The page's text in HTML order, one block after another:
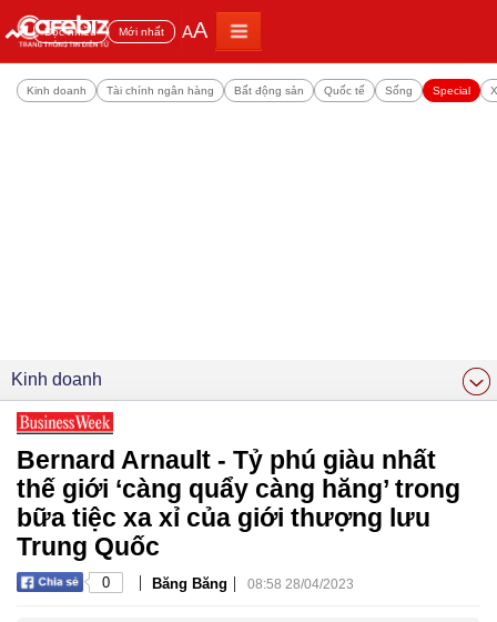
Đọc nhiều Mới nhất AA
Kinh doanh Tài chính ngân hàng Bất động sản Quốc tế Sống Special
Kinh doanh
Bernard Arnault - Tỷ phú giàu nhất
thế giới ‘càng quẩy càng hăng’ trong
bữa tiệc xa xỉ của giới thượng lưu
Trung Quốc
0 | Băng Băng | 08:58 28/04/2023